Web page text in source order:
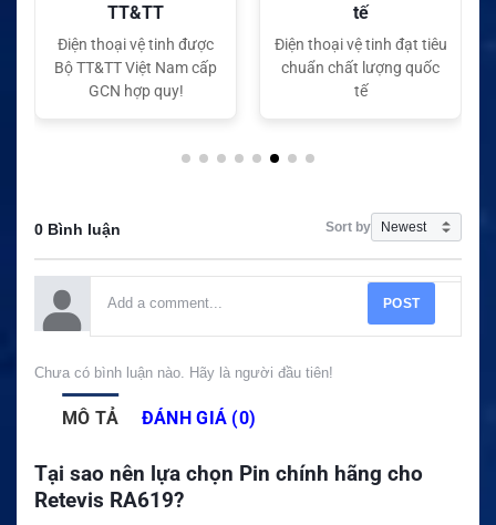
TT&TT
Điện thoại vệ tinh được
Bộ TT&TT Việt Nam cấp
GCN hợp quy!
tế
Điện thoại vệ tinh đạt tiêu
chuẩn chất lượng quốc
tế
0 Bình luận Sort by
POST
Chưa có bình luận nào. Hãy là người đầu tiên!
MÔ TẢ ĐÁNH GIÁ (0)
Tại sao nên lựa chọn Pin chính hãng cho
Retevis RA619?